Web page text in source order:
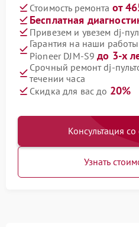
Стоимость ремонта от
Бесплатная
Привезем и увезем dj-
Гарантия на наши
Pioneer DJM-S9до 3-х
Срочный ремонт dj-
течении часа
Скидка для вас до 20%
Консультация
Узнать